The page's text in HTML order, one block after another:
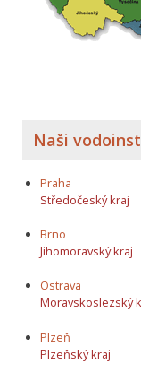
Naši
Praha
Středočeský kraj
Brno
Jihomoravský kraj
Ostrava
Moravskoslezský
Plzeň
Plzeňský kraj